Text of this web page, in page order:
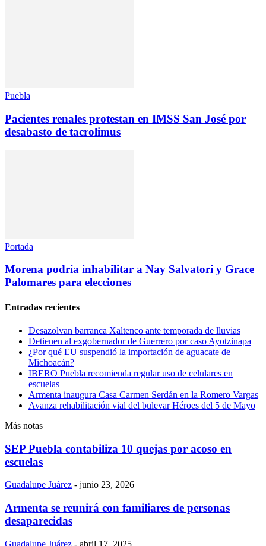
Puebla
Pacientes renales protestan en IMSS San José por
desabasto de tacrolimus
Portada
Morena podría inhabilitar a Nay Salvatori y Grace
Palomares para elecciones
Entradas recientes
Desazolvan barranca Xaltenco ante temporada de lluvias
Detienen al exgobernador de Guerrero por caso Ayotzinapa
¿Por qué EU suspendió la importación de aguacate de
Michoacán?
IBERO Puebla recomienda regular uso de celulares en
escuelas
Armenta inaugura Casa Carmen Serdán en la Romero Vargas
Avanza rehabilitación vial del bulevar Héroes del 5 de Mayo
Más notas
SEP Puebla contabiliza 10 quejas por acoso en
escuelas
Guadalupe Juárez - junio 23, 2026
Armenta se reunirá con familiares de personas
desaparecidas
Guadalupe Juárez - abril 17, 2025